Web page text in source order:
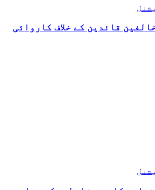
قائدین کے خلاف کاروائی